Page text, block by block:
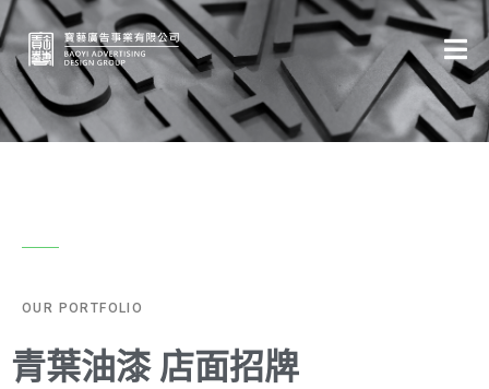
OUR PORTFOLIO
青葉油漆 店面招牌